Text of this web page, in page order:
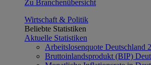
Zu Branchenübersicht
Wirtschaft & Politik
Beliebte Statistiken
Aktuelle Statistiken
Arbeitslosenquote Deutschland
Bruttoinlandsprodukt (BIP)